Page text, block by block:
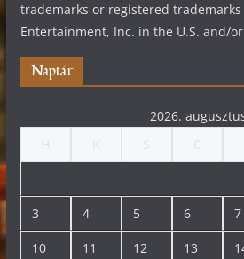
trademarks or registered
Entertainment, Inc. in the U.S. and/
Naptár
2026.
3 4 5 6 7
10 11 12 13